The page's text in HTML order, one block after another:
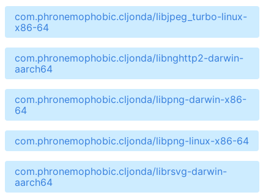
com.phronemophobic.cljonda/libjpeg_turbo-linux-
x86-64
com.phronemophobic.cljonda/libnghttp2-darwin-
aarch64
com.phronemophobic.cljonda/libpng-darwin-x86-
64
com.phronemophobic.cljonda/libpng-linux-x86-64
com.phronemophobic.cljonda/librsvg-darwin-
aarch64